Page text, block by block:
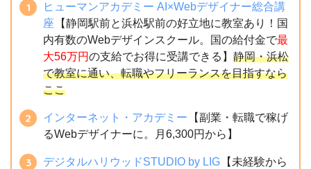
ヒューマンアカデミー AI×Webデザイナー総合講
座
【静岡駅前と浜松駅前の好立地に教室あり！国
内有数のWebデザインスクール。国の給付金で最
大56万円の支給でお得に受講できる】静岡・浜松
で教室に通い、転職やフリーランスを目指すなら
ここ
インターネット・アカデミー
【副業・転職で稼げ
るWebデザイナーに。月6,300円から】
デジタルハリウッドSTUDIO by LIG 【未経験から